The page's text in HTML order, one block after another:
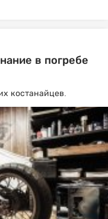
в погребе
костанайцев.